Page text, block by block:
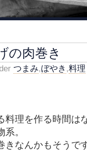
の肉巻き
つまみ,ぼやき ,料理
料理を作る時間は
。
きなんかもそうで